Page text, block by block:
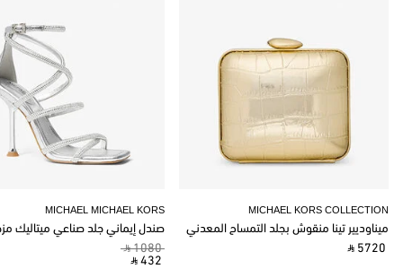
MICHAEL MICHAEL KORS
صندل إيماني جلد صناعي ميتاليك
‎ ⃁ 1080 ‎
‎ ⃁ 432 ‎
MICHAEL KORS COLLECTION
ميناوديير تينا منقوش بجلد التمساح المعدني
‎ ⃁ 5720 ‎